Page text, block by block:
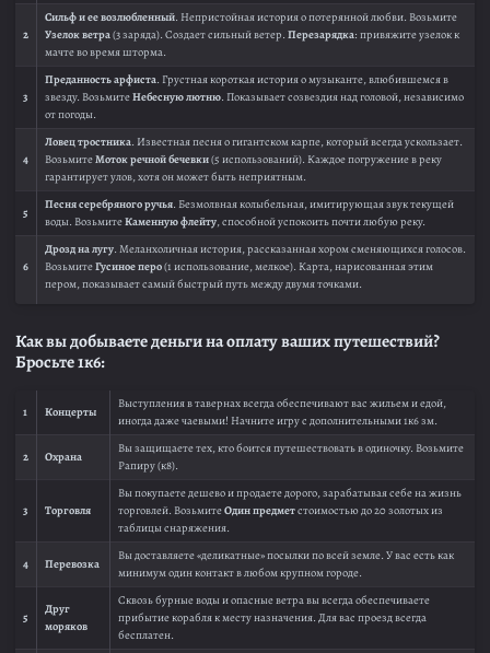
2
Сильф и ее возлюбленный. Непристойная история о потерянной любви. Возьмите
Узелок ветра(3 заряда). Создает сильный ветер. Перезарядка: привяжите узелок к
мачте во время шторма.
3
Преданность арфиста. Грустная короткая история о музыканте, влюбившемся в
звезду. ВозьмитеНебесную лютню. Показывает созвездия над головой, независимо
от погоды.
4
Ловец тростника. Известная песня о гигантском карпе, который всегда ускользает.
ВозьмитеМоток речной бечевки(5 использований). Каждое погружение в реку
гарантирует улов, хотя он может быть неприятным.
5
Песня серебряного ручья. Безмолвная колыбельная, имитирующая звук текущей
воды. ВозьмитеКаменную флейту, способной успокоить почти любую реку.
6
Дрозд на лугу. Меланхоличная история, рассказанная хором сменяющихся голосов.
ВозьмитеГусиное перо(1 использование, мелкое). Карта, нарисованная этим
пером, показывает самый быстрый путь между двумя точками.
Как вы добываете деньги на оплату ваших путешествий?
Бросьте 1к6:
1 Концерты
Выступления в тавернах всегда обеспечивают вас жильем и едой,
иногда даже чаевыми! Начните игру с дополнительными 1к6 зм.
2 Охрана
Вы защищаете тех, кто боится путешествовать в одиночку. Возьмите
Рапиру (к8).
3 Торговля
Вы покупаете дешево и продаете дорого, зарабатывая себе на жизнь
торговлей. ВозьмитеОдин предметстоимостью до 20 золотых из
таблицы снаряжения.
4 Перевозка
Вы доставляете «деликатные» посылки по всей земле. У вас есть как
минимум один контакт в любом крупном городе.
5
Друг
моряков
Сквозь бурные воды и опасные ветра вы всегда обеспечиваете
прибытие корабля к месту назначения. Для вас проезд всегда
бесплатен.